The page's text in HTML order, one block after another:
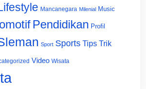
Mancanegara Milenial Music
Pendidikan Profil
Sport Sports Tips Trik
Video Wisata